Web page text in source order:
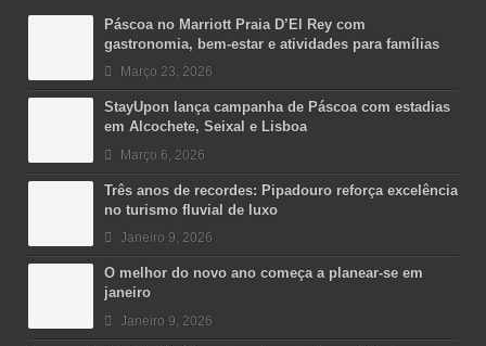
Páscoa no Marriott Praia D’El Rey com
gastronomia, bem-estar e atividades para famílias
Março 23, 2026
StayUpon lança campanha de Páscoa com estadias
em Alcochete, Seixal e Lisboa
Março 6, 2026
Três anos de recordes: Pipadouro reforça excelência
no turismo fluvial de luxo
Janeiro 9, 2026
O melhor do novo ano começa a planear-se em
janeiro
Janeiro 9, 2026